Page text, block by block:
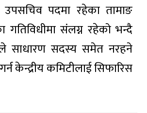
उपसचिव पदमा रहेका तामाङ
गतिविधीमा संलग्न रहेको भन्दै
साधारण सदस्य समेत नरहने
केन्द्रीय कमिटीलाई सिफारिस